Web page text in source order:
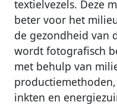
textielvezels. Deze
beter voor het
de gezondheid van
wordt fotografisch
met behulp van
inkten en